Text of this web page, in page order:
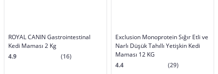
ROYAL CANIN Gastrointestinal
Kedi Maması 2 Kg
4.9
(16)
Exclusion Monoprotein Sığır Etli ve
Narlı Düşük Tahıllı Yetişkin Kedi
Maması 12 KG
4.4
(29)